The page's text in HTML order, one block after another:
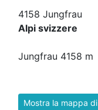
4158 Jungfrau
Alpi svizzere
Jungfrau 4158 m
Mostra la mappa